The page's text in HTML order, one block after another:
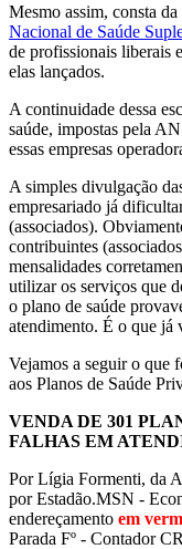
Mesmo assim, consta
Nacional de Saúde
de profissionais liberais
elas lançados.
A continuidade dessa
saúde, impostas pela
essas empresas
A simples divulgação
empresariado já
(associados).
contribuintes
mensalidades
utilizar os serviços que
o plano de saúde
atendimento. É o que já
Vejamos a seguir o
aos Planos de Saúde
VENDA DE 301
FALHAS EM
Por Lígia Formenti, da
por Estadão.MSN -
endereçamento em
Parada Fº - Contador